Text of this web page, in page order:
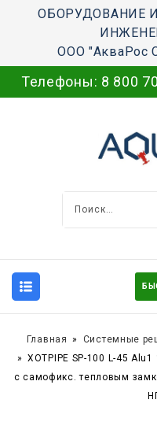
ОБОРУДОВАНИЕ
ООО "АкваРос
Телефоны: 8 800
Главная
Системные
XOTPIPE SP-100 L-45
c самофикс. тепловым